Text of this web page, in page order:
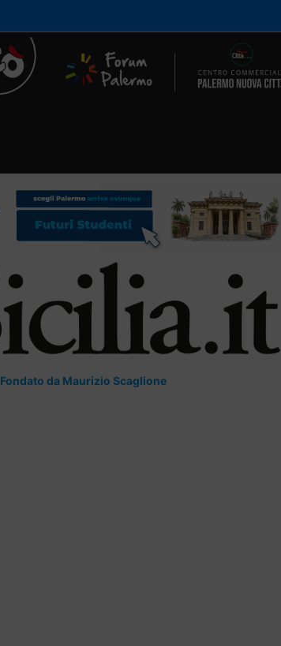
Fondato da Maurizio Scaglione